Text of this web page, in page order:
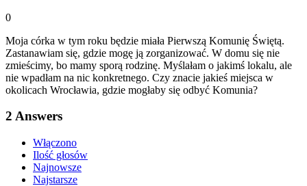
0
Moja córka w tym roku będzie miała Pierwszą Komunię Świętą.
Zastanawiam się, gdzie mogę ją zorganizować. W domu się nie
zmieścimy, bo mamy sporą rodzinę. Myślałam o jakimś lokalu, ale
nie wpadłam na nic konkretnego. Czy znacie jakieś miejsca w
okolicach Wrocławia, gdzie mogłaby się odbyć Komunia?
2 Answers
Włączono
Ilość głosów
Najnowsze
Najstarsze